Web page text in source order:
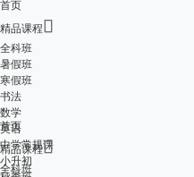
首页
精品课程
全科班
暑假班
寒假班
书法
数学
英语
中学常规课
小升初
首页
精品课程
全科班